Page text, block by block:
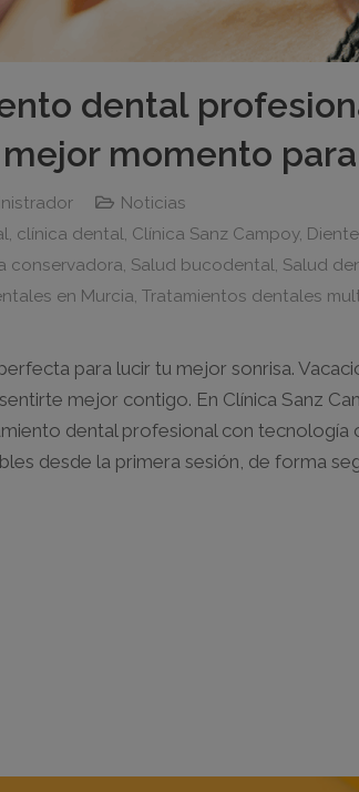
dental
momento
Noticias
, clínica dental, Clínica Sanz Campoy,
conservadora, Salud bucodental, Salud
en Murcia, Tratamientos dentales
para lucir tu mejor sonrisa.
mejor contigo. En Clínica Sanz
dental profesional con tecnología
desde la primera sesión, de forma